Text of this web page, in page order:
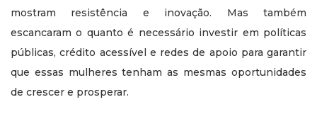
mostram resistência e inovação. Mas também
escancaram o quanto é necessário investir em políticas
públicas, crédito acessível e redes de apoio para garantir
que essas mulheres tenham as mesmas oportunidades
de crescer e prosperar.